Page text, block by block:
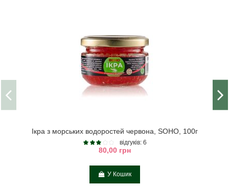
Ікра з морських водоростей червона, SOHO, 100г
відгуків: 6
80,00 грн
У Кошик